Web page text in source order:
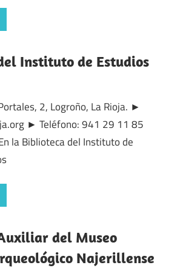
Instituto de Estudios
2, Logroño, La Rioja. ►
► Teléfono: 941 29 11 85
la Biblioteca del Instituto de
del Museo
Najerillense